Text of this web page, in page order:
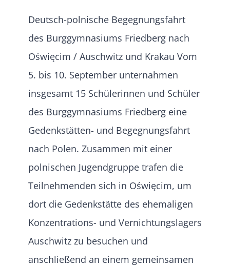
Deutsch-polnische Begegnungsfahrt
des Burggymnasiums Friedberg nach
Oświęcim / Auschwitz und Krakau Vom
5. bis 10. September unternahmen
insgesamt 15 Schülerinnen und Schüler
des Burggymnasiums Friedberg eine
Gedenkstätten- und Begegnungsfahrt
nach Polen. Zusammen mit einer
polnischen Jugendgruppe trafen die
Teilnehmenden sich in Oświęcim, um
dort die Gedenkstätte des ehemaligen
Konzentrations- und Vernichtungslagers
Auschwitz zu besuchen und
anschließend an einem gemeinsamen